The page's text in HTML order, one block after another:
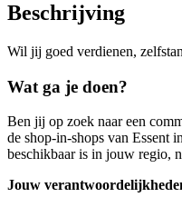
Beschrijving
Wil jij goed verdienen,
Wat ga je doen?
Ben jij op zoek naar een
de shop-in-shops van Essent
beschikbaar is in jouw regio,
Jouw